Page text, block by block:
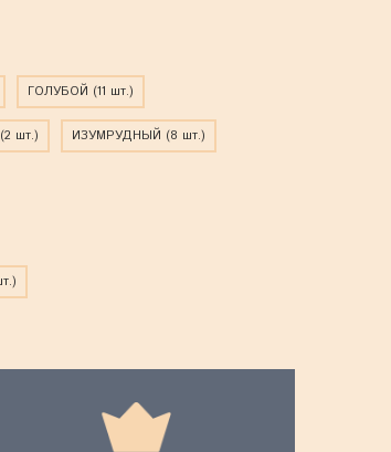
ГОЛУБОЙ (11 шт.)
(2 шт.) ИЗУМРУДНЫЙ (8 шт.)